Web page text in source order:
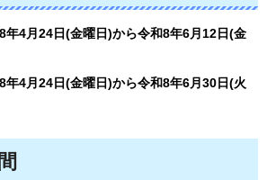
年4月24日(金曜日)から令和8年6月12日(金
年4月24日(金曜日)から令和8年6月30日(火